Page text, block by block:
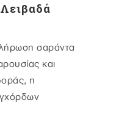
σαράντα
και
η